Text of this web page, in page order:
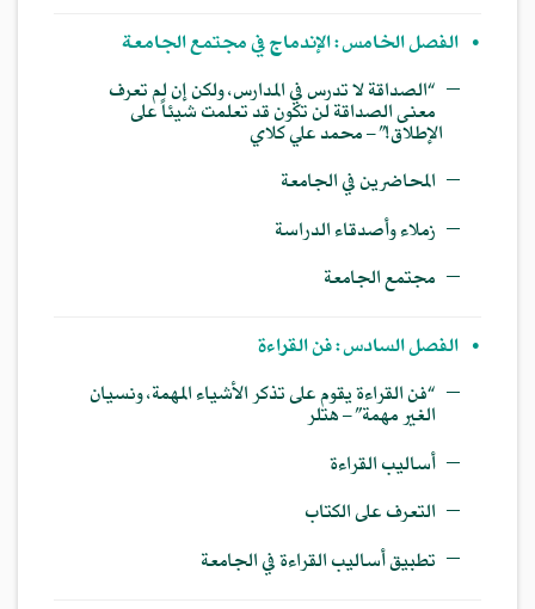
• الفصل الخامس: الإندماج في مجتمع الجامعة
— “الصداقة لا تدرس في المدارس، ولكن إن لم تعرف
معنى الصداقة لن تكون قد تعلمت شيئاً على
الإطلاق!” – محمد علي كلاي
— المحاضرين في الجامعة
— زملاء وأصدقاء الدراسة
— مجتمع الجامعة
• الفصل السادس: فن القراءة
— “فن القراءة يقوم على تذكر الأشياء المهمة، ونسيان
الغير مهمة” – هتلر
— أساليب القراءة
— التعرف على الكتاب
— تطبيق أساليب القراءة في الجامعة